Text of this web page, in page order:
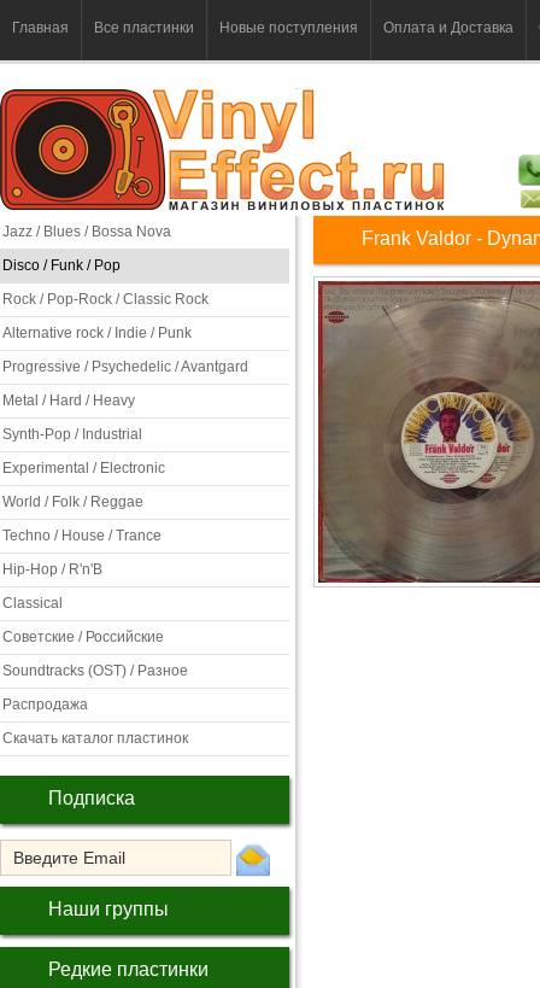
Главная Все пластинки Новые поступления Оплата и Доставка
Jazz / Blues / Bossa Nova
Disco / Funk / Pop
Rock / Pop-Rock / Classic Rock
Alternative rock / Indie / Punk
Progressive / Psychedelic / Avantgard
Metal / Hard / Heavy
Synth-Pop / Industrial
Experimental / Electronic
World / Folk / Reggae
Techno / House / Trance
Hip-Hop / R'n'B
Classical
Советские / Российские
Soundtracks (OST) / Разное
Распродажа
Скачать каталог пластинок
Подписка
Наши группы
Редкие пластинки
Frank Valdor -